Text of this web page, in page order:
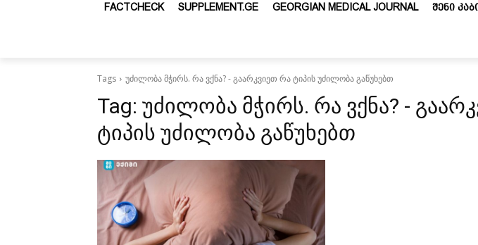
FACTCHECK SUPPLEMENT.GE GEORGIAN MEDICAL JOURNAL ᲨᲔᲜᲘ
Tags უძილობა მჭირს. რა ვქნა? - გაარკვიეთ რა ტიპის უძილობა გაწუხებთ
Tag: უძილობა მჭირს. რა ვქნა? -
ტიპის უძილობა გაწუხებთ